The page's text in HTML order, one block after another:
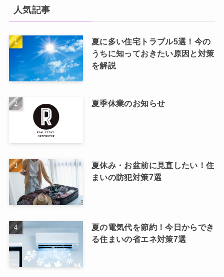
人気記事
夏に多い住宅トラブル5選！今の
うちに知っておきたい原因と対策
を解説
夏季休業のお知らせ
夏休み・お盆前に見直したい！住
まいの防犯対策7選
夏の電気代を節約！今日からでき
る住まいの省エネ対策7選